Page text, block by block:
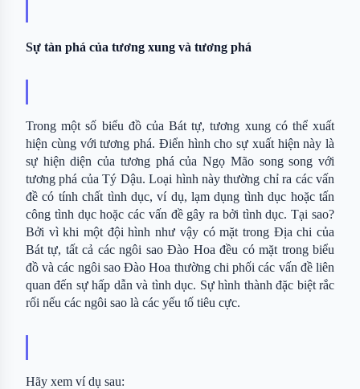
Sự tàn phá của tương xung và tương phá
Trong một số biểu đồ của Bát tự, tương xung có thể xuất
hiện cùng với tương phá. Điển hình cho sự xuất hiện này là
sự hiện diện của tương phá của Ngọ Mão song song với
tương phá của Tý Dậu. Loại hình này thường chỉ ra các vấn
đề có tính chất tình dục, ví dụ, lạm dụng tình dục hoặc tấn
công tình dục hoặc các vấn đề gây ra bởi tình dục. Tại sao?
Bởi vì khi một đội hình như vậy có mặt trong Địa chi của
Bát tự, tất cả các ngôi sao Đào Hoa đều có mặt trong biểu
đồ và các ngôi sao Đào Hoa thường chi phối các vấn đề liên
quan đến sự hấp dẫn và tình dục. Sự hình thành đặc biệt rắc
rối nếu các ngôi sao là các yếu tố tiêu cực.
Hãy xem ví dụ sau: